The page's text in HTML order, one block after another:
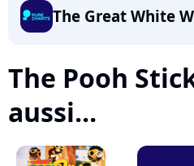
The Great White
The Pooh
aussi...